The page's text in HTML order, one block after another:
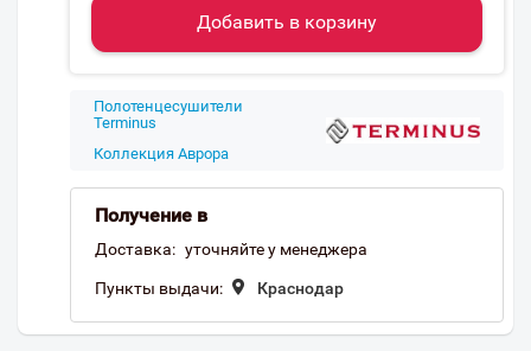
Добавить в корзину
Полотенцесушители
Terminus
Коллекция Аврора
Получение в
Доставка: уточняйте у менеджера
Пункты выдачи: Краснодар